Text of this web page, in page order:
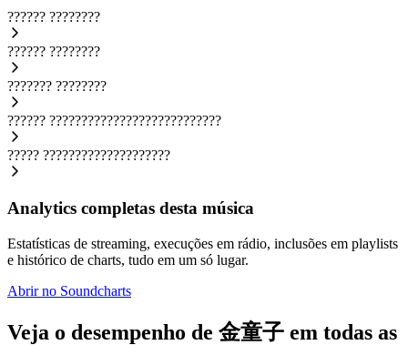
?????? ????????
?????? ????????
??????? ????????
?????? ???????????????????????????
????? ????????????????????
Analytics completas desta música
Estatísticas de streaming, execuções em rádio, inclusões em playlists
e histórico de charts, tudo em um só lugar.
Abrir no Soundcharts
Veja o desempenho de 金童子 em todas as